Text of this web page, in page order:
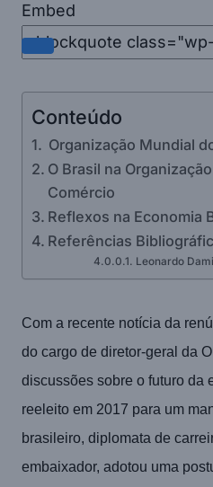
Embed
Conteúdo
Organização Mundial
O Brasil na
Comércio
Reflexos na Economia
Referências
Leonardo
Com a recente notícia da
do cargo de diretor-geral da
discussões sobre o futuro da
reeleito em 2017 para um
brasileiro, diplomata de
embaixador, adotou uma